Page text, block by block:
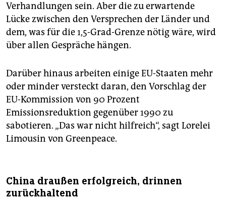
Verhandlungen sein. Aber die zu erwartende
Lücke zwischen den Versprechen der Länder und
dem, was für die 1,5-Grad-Grenze nötig wäre, wird
über allen Gespräche hängen.
Darüber hinaus arbeiten einige EU-Staaten mehr
oder minder versteckt daran, den Vorschlag der
EU-Kommission von 90 Prozent
Emissionsreduktion gegenüber 1990 zu
sabotieren. „Das war nicht hilfreich“, sagt Lorelei
Limousin von Greenpeace.
China draußen erfolgreich, drinnen
zurückhaltend